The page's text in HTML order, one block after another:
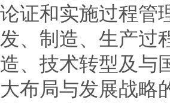
论证和实施过程管
发、制造、生产过
造、技术转型及与
大布局与发展战略